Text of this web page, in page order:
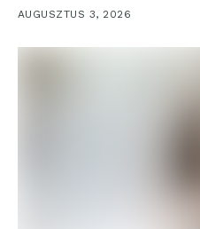
AUGUSZTUS 3, 2026